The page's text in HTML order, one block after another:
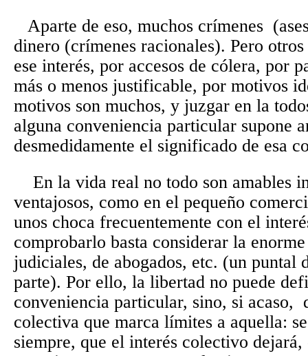
Aparte de eso, muchos crímenes
dinero (crímenes racionales). Pero
ese interés, por accesos de cólera, por
más o menos justificable, por motivos
motivos son muchos, y juzgar en la
alguna conveniencia particular supone
desmedidamente el significado de esa
En la vida real no todo son amables
ventajosos, como en el pequeño
unos choca frecuentemente con el
comprobarlo basta considerar la
judiciales, de abogados, etc. (un puntal
parte). Por ello, la libertad no puede
conveniencia particular, sino, si acaso,
colectiva que marca límites a aquella:
siempre, que el interés colectivo dejará,